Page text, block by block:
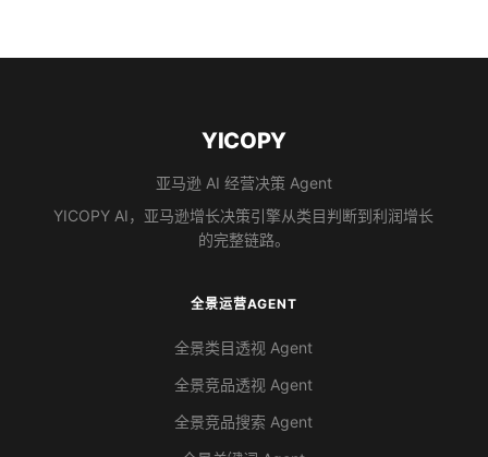
YICOPY
亚马逊 AI 经营决策 Agent
YICOPY AI，亚马逊增长决策引擎从类目判断到利润增长
的完整链路。
全景运营AGENT
全景类目透视 Agent
全景竞品透视 Agent
全景竞品搜索 Agent